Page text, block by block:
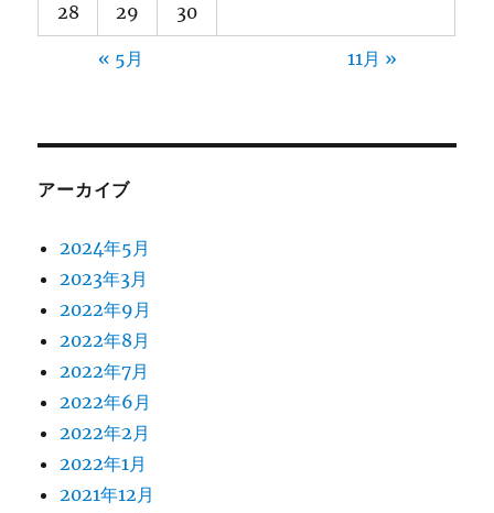
28 29 30
« 5月 11月 »
アーカイブ
2024年5月
2023年3月
2022年9月
2022年8月
2022年7月
2022年6月
2022年2月
2022年1月
2021年12月